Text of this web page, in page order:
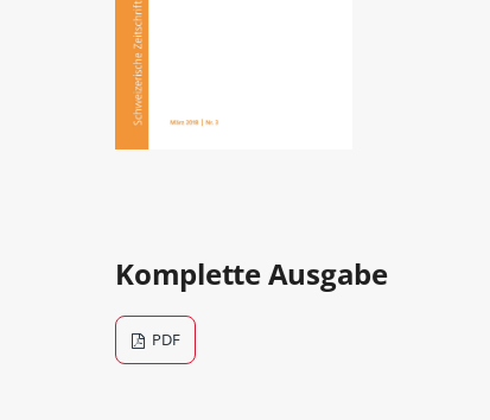
Komplette Ausgabe
PDF